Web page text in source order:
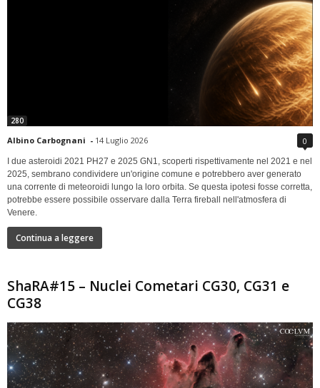
280
Albino Carbognani - 14 Luglio 2026 0
I due asteroidi 2021 PH27 e 2025 GN1, scoperti rispettivamente nel 2021 e nel
2025, sembrano condividere un'origine comune e potrebbero aver generato
una corrente di meteoroidi lungo la loro orbita. Se questa ipotesi fosse corretta,
potrebbe essere possibile osservare dalla Terra fireball nell'atmosfera di
Venere.
Continua a leggere
ShaRA#15 – Nuclei Cometari CG30, CG31 e
CG38